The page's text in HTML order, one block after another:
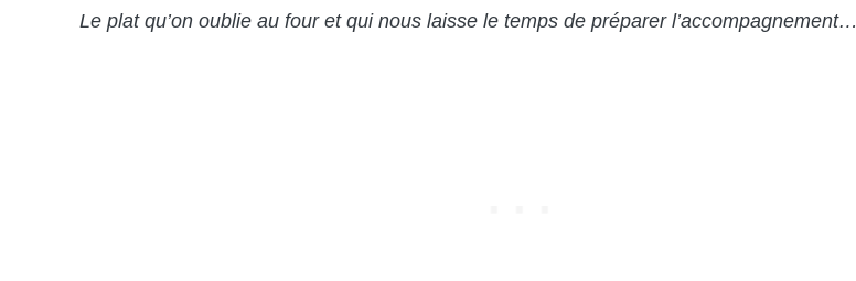
Le plat qu’on oublie au four et qui nous laisse le temps de préparer l’accompagnement…